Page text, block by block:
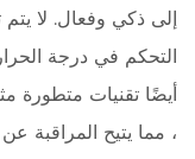
إلى ذكي وفعال. لا يتم
التحكم في درجة
أيضًا تقنيات متطورة
، مما يتيح المراقبة